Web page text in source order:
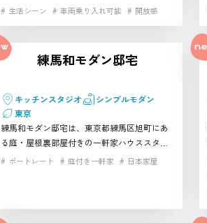
スタジオを探している方におすすめ。蓮沼駅
い制作にも使いやすい大田区のおすすめスタ
ジオです。 公園・屋外のハウススタジオ・レ
生活シーン
車両乗り入れ可能 開放感
練馬和モダン邸宅
キッチンスタジオ
シンプルモダン
東京
練馬和モダン邸宅は、東京都練馬区旭町にあ
る庭・屋根裏部屋付きの一軒家ハウススタジ
オです。畳の和室、リビング、キッチン、縁
タビュー、商品撮影などに使える撮影スタジ
ポートレート 庭付き一軒家 日本家屋